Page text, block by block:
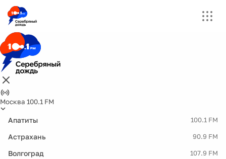
Москва 100.1 FM
Апатиты 100.1 FM
Астрахань 90.9 FM
Волгоград 107.9 FM